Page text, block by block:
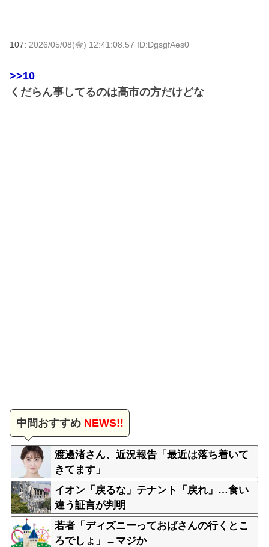
107: 2026/05/08(金) 12:41:08.57 ID:DgsgfAes0
>>10
くだらん事してるのは高市の方だけどな
中間おすすめNEWS!!
渡邊渚さん、近況報告「最近は落ち着いて
きてます」
イオン「戻るな」テナント「戻れ」…食い
違う証言が判明
若者「ディズニーっておばさんの行くとこ
ろでしょ」←マジか